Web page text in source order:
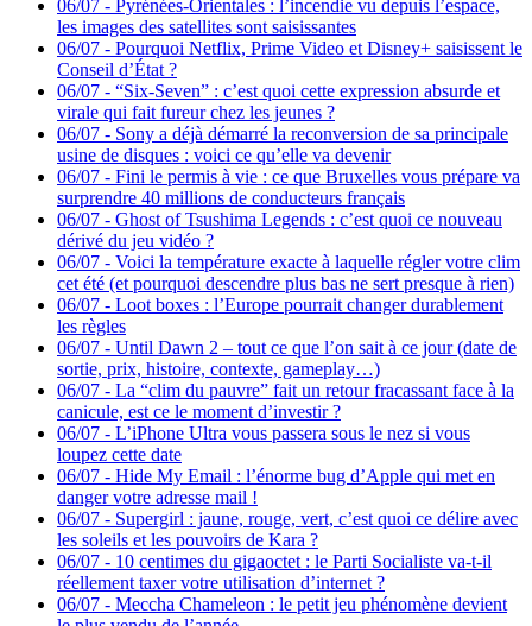
06/07 - Pyrénées-Orientales : l’incendie vu depuis l’espace,
les images des satellites sont saisissantes
06/07 - Pourquoi Netflix, Prime Video et Disney+ saisissent le
Conseil d’État ?
06/07 - “Six-Seven” : c’est quoi cette expression absurde et
virale qui fait fureur chez les jeunes ?
06/07 - Sony a déjà démarré la reconversion de sa principale
usine de disques : voici ce qu’elle va devenir
06/07 - Fini le permis à vie : ce que Bruxelles vous prépare va
surprendre 40 millions de conducteurs français
06/07 - Ghost of Tsushima Legends : c’est quoi ce nouveau
dérivé du jeu vidéo ?
06/07 - Voici la température exacte à laquelle régler votre clim
cet été (et pourquoi descendre plus bas ne sert presque à rien)
06/07 - Loot boxes : l’Europe pourrait changer durablement
les règles
06/07 - Until Dawn 2 – tout ce que l’on sait à ce jour (date de
sortie, prix, histoire, contexte, gameplay…)
06/07 - La “clim du pauvre” fait un retour fracassant face à la
canicule, est ce le moment d’investir ?
06/07 - L’iPhone Ultra vous passera sous le nez si vous
loupez cette date
06/07 - Hide My Email : l’énorme bug d’Apple qui met en
danger votre adresse mail !
06/07 - Supergirl : jaune, rouge, vert, c’est quoi ce délire avec
les soleils et les pouvoirs de Kara ?
06/07 - 10 centimes du gigaoctet : le Parti Socialiste va-t-il
réellement taxer votre utilisation d’internet ?
06/07 - Meccha Chameleon : le petit jeu phénomène devient